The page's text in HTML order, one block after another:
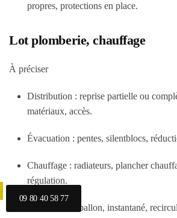
propres, protections en place.
Lot plomberie, chauffage
À préciser
Distribution : reprise partielle ou
matériaux, accès.
Évacuation : pentes, silentblocs,
Chauffage : radiateurs, plancher
régulation.
Eau chaude : ballon, instantané,
09 80 40 58 77